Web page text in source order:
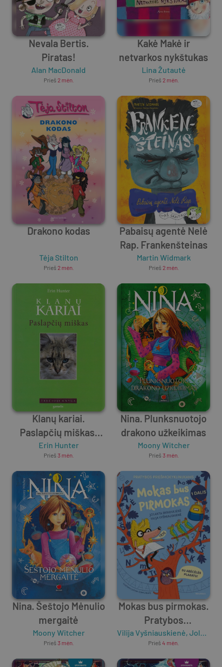
Nevala Bertis.
Piratas!
Alan MacDonald
Prieš 2 mėn.
Kakė Makė ir
netvarkos nykštukas
Lina Žutautė
Prieš 2 mėn.
Drakono kodas
Tėja Stilton
Prieš 2 mėn.
Pabaisų agentė Nelė
Rap. Frankenšteinas
Martin Widmark
Prieš 2 mėn.
Klanų kariai.
Paslapčių miškas.
Trečioji knyga
Erin Hunter
Prieš 3 mėn.
Nina. Plunksnuotojo
drakono užkeikimas
Moony Witcher
Prieš 3 mėn.
Nina. Šeštojo Mėnulio
mergaitė
Moony Witcher
Prieš 3 mėn.
Mokas bus pirmokas.
Pratybos
priešmokyklinukams,
1 dalis
Vilija Vyšniauskienė, Jolanta Skridulienė
Prieš 4 mėn.